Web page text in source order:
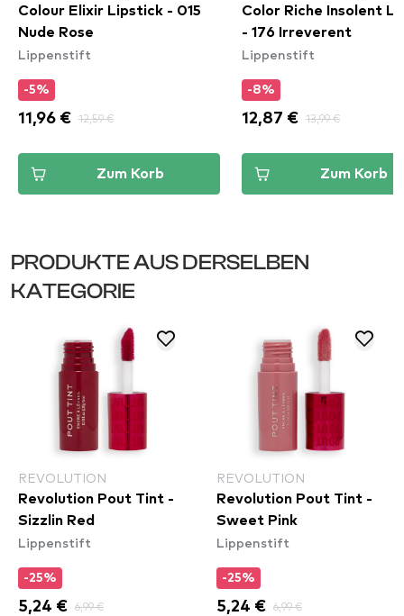
Colour Elixir Lipstick - 015
Nude Rose
Lippenstift
-5%
11,96 € 12,59 €
Zum Korb
Color Riche Insolent
- 176 Irreverent
Lippenstift
-8%
12,87 € 13,99 €
Zum Korb
PRODUKTE AUS DERSELBEN
KATEGORIE
REVOLUTION
Revolution Pout Tint -
Sizzlin Red
Lippenstift
-25%
5,24 € 6,99 €
REVOLUTION
Revolution Pout Tint -
Sweet Pink
Lippenstift
-25%
5,24 € 6,99 €